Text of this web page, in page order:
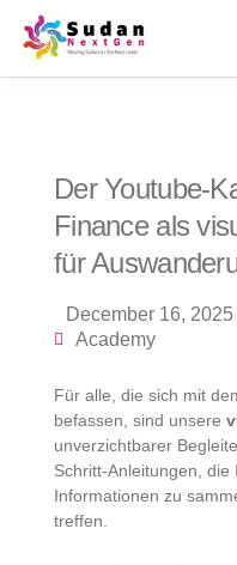
Der Youtube-
Finance als
für
December 16, 2025
Academy
Für alle, die sich mit
befassen, sind unsere
unverzichtbarer
Schritt-Anleitungen,
Informationen zu
treffen.